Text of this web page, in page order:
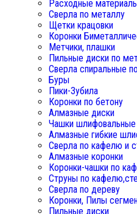
Расходные
Сверла по металлу
Щетки крацовки
Коронки
Метчики, плашки
Пильные диски по
Сверла спиральные
Буры
Пики-Зубила
Коронки по бетону
Алмазные диски
Чашки
Алмазные гибкие
Сверла по кафелю и
Алмазные коронки
Коронки-чашки по
Струны по
Сверла по дереву
Коронки, Пилы
Пильные диски